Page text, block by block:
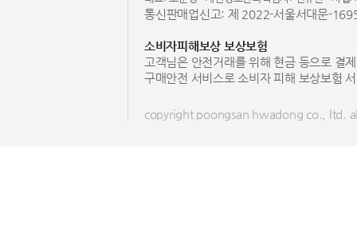
통신판매업신고: 제 2022-서울서대문-
소비자피해보상 보상보험
고객님은 안전거래를 위해 현금 등으로 결
구매안전 서비스로 소비자 피해 보상보험
copyright poongsan hwadong co., ltd.